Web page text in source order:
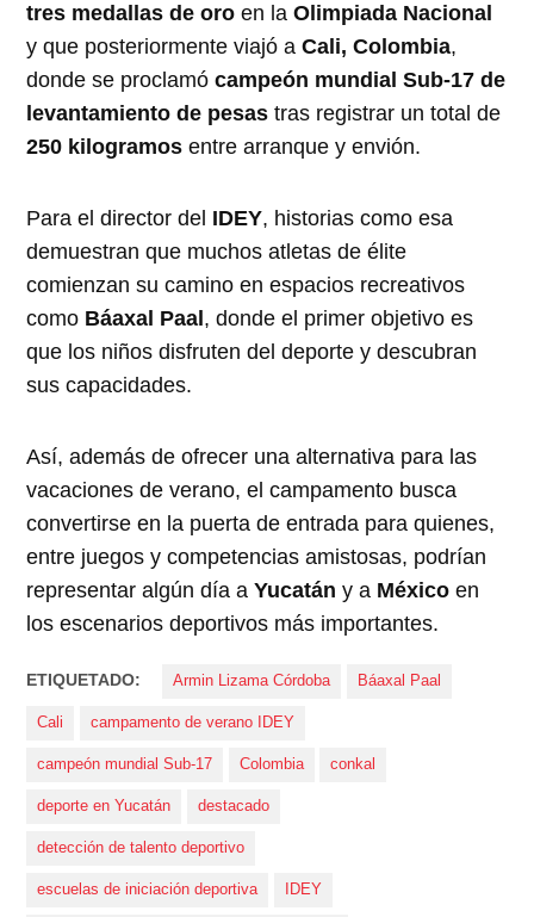
tres medallas de oro en laOlimpiada Nacional
y que posteriormente viajó aCali, Colombia,
donde se proclamócampeón mundial Sub-17 de
levantamiento de pesas tras registrar un total de
250 kilogramos entre arranque y envión.
Para el director del IDEY, historias como esa
demuestran que muchos atletas de élite
comienzan su camino en espacios recreativos
como Báaxal Paal , donde el primer objetivo es
que los niños disfruten del deporte y descubran
sus capacidades.
Así, además de ofrecer una alternativa para las
vacaciones de verano, el campamento busca
convertirse en la puerta de entrada para quienes,
entre juegos y competencias amistosas, podrían
representar algún día aYucatán y a México en
los escenarios deportivos más importantes.
ETIQUETADO: Armin Lizama Córdoba Báaxal Paal
Cali campamento de verano IDEY
campeón mundial Sub-17 Colombia conkal
deporte en Yucatán destacado
detección de talento deportivo
escuelas de iniciación deportiva IDEY